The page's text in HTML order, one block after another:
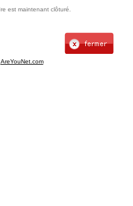
est maintenant clôturé.
AreYouNet.com